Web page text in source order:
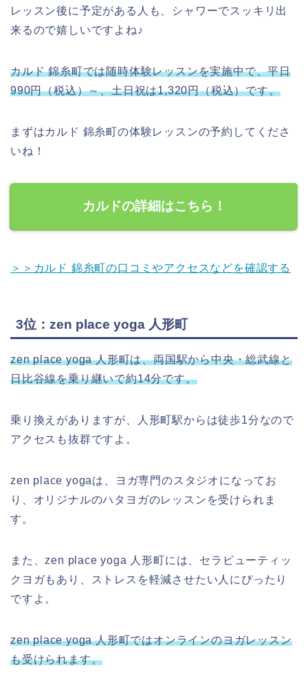
レッスン後に予定がある人も、シャワーでスッキリ出
来るので嬉しいですよね♪
カルド 錦糸町では随時体験レッスンを実施中で、平日
990円（税込）～、土日祝は1,320円（税込）です。
まずはカルド 錦糸町の体験レッスンの予約してくださ
いね！
カルドの詳細はこちら！
＞＞カルド 錦糸町の口コミやアクセスなどを確認する
3位：zen place yoga 人形町
zen place yoga 人形町は、両国駅から中央・総武線と
日比谷線を乗り継いで約14分です。
乗り換えがありますが、人形町駅からは徒歩1分なので
アクセスも抜群ですよ。
zen place yogaは、ヨガ専門のスタジオになってお
り、オリジナルのハタヨガのレッスンを受けられま
す。
また、zen place yoga 人形町には、セラピューティッ
クヨガもあり、ストレスを軽減させたい人にぴったり
ですよ。
zen place yoga 人形町ではオンラインのヨガレッスン
も受けられます。